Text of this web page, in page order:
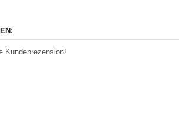
Kundenrezension!